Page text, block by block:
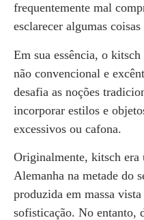
frequentemente mal
esclarecer algumas
Em sua essência, o
não convencional e
desafia as noções
incorporar estilos e
excessivos ou cafona.
Originalmente, kitsch era
Alemanha na metade do
produzida em massa
sofisticação. No entanto,